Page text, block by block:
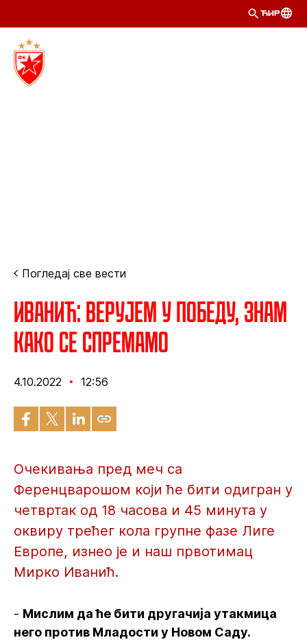
ЋИР
Погледај све вести
Иванић: Верујем у победу, знам
како се спремамо
4.10.2022 12:56
Очекивања пред меч са
Ференцварошом који ће бити одигран у
четвртак од 18 часова и 45 минута у
оквиру трећег кола групне фазе Лиге
Европе, изнео је и наш првотимац
Мирко Иванић.
- Мислим да ће бити другачија утакмица
него против Младости у Новом Саду.